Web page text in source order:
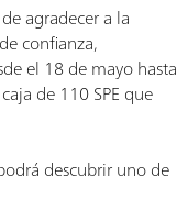
agradecer a la
confianza,
el 18 de mayo hasta
de 110 SPE que
descubrir uno de